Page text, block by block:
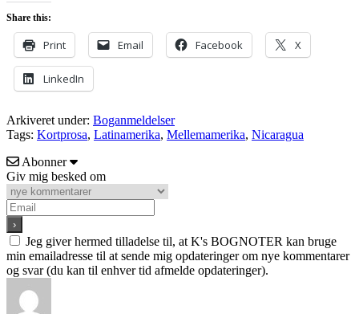
Share this:
Print Email Facebook X
LinkedIn
Arkiveret under: Boganmeldelser
Tags: Kortprosa, Latinamerika, Mellemamerika, Nicaragua
Abonner
Giv mig besked om
Jeg giver hermed tilladelse til, at K's BOGNOTER kan bruge
min emailadresse til at sende mig opdateringer om nye kommentarer
og svar (du kan til enhver tid afmelde opdateringer).